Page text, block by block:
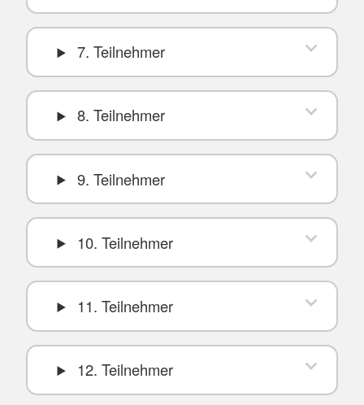
7. Teilnehmer
8. Teilnehmer
9. Teilnehmer
10. Teilnehmer
11. Teilnehmer
12. Teilnehmer